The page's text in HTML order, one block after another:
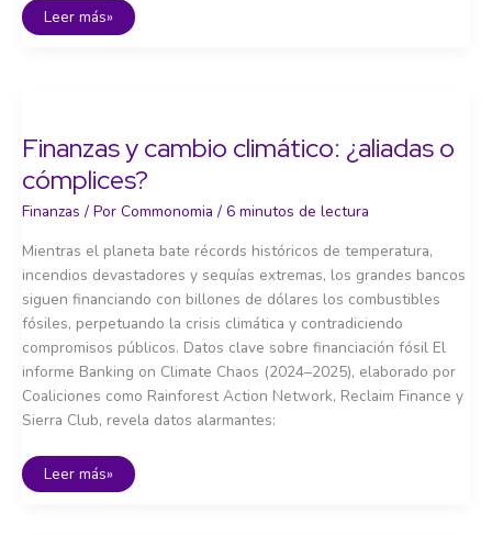
El
crédito
se
financia?
Leer más»
Finanzas y cambio climático: ¿aliadas o
cómplices?
Finanzas / Por Commonomia / 6 minutos de lectura
Mientras el planeta bate récords históricos de temperatura,
incendios devastadores y sequías extremas, los grandes bancos
siguen financiando con billones de dólares los combustibles
fósiles, perpetuando la crisis climática y contradiciendo
compromisos públicos. Datos clave sobre financiación fósil El
informe Banking on Climate Chaos (2024–2025), elaborado por
Coaliciones como Rainforest Action Network, Reclaim Finance y
Sierra Club, revela datos alarmantes:
Finanzas
Leer más»